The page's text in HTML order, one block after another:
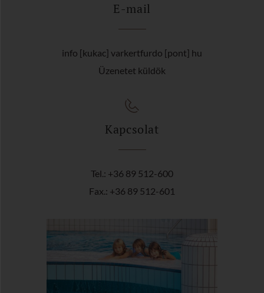
E-mail
info [kukac] varkertfurdo [pont] hu
Üzenetet küldök
Kapcsolat
Tel.: +36 89 512-600
Fax.: +36 89 512-601